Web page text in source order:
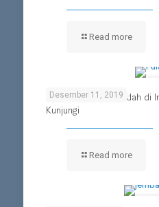
Read more
Desember 11, 2019
Wisata Bahari Terindah di
Kunjungi
Read more